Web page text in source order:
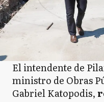
El intendente de
ministro de Obras
Gabriel Katopodis,